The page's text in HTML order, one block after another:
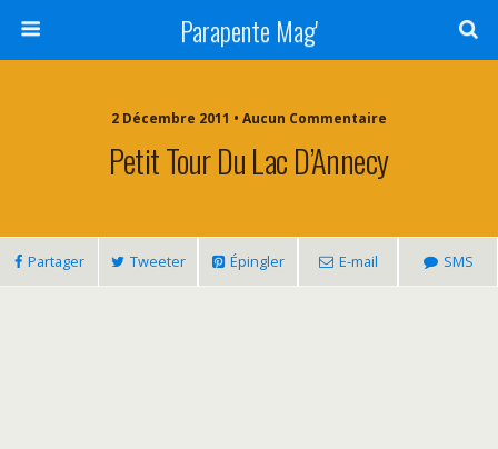
Parapente Mag'
2 Décembre 2011 • Aucun Commentaire
Petit Tour Du Lac D’Annecy
Partager Tweeter Épingler E-mail SMS